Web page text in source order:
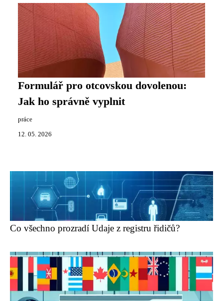
Formulář pro otcovskou dovolenou:
Jak ho správně vyplnit
práce
12. 05. 2026
Co všechno prozradí Udaje z registru řidičů?